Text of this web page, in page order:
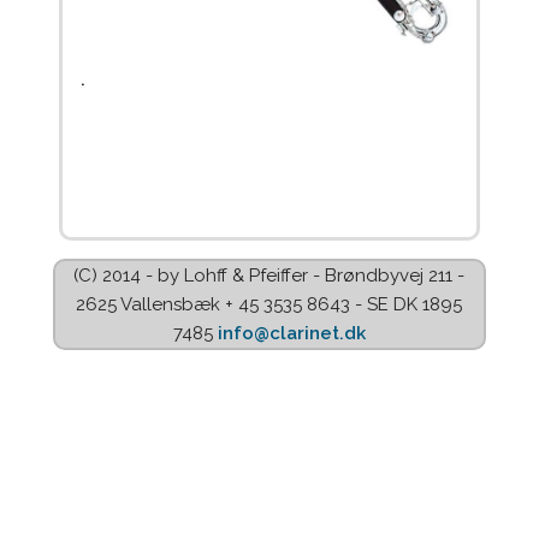
.
(C) 2014 - by Lohff & Pfeiffer - Brøndbyvej 211 -
2625 Vallensbæk + 45 3535 8643 - SE DK 1895
7485 info@clarinet.dk